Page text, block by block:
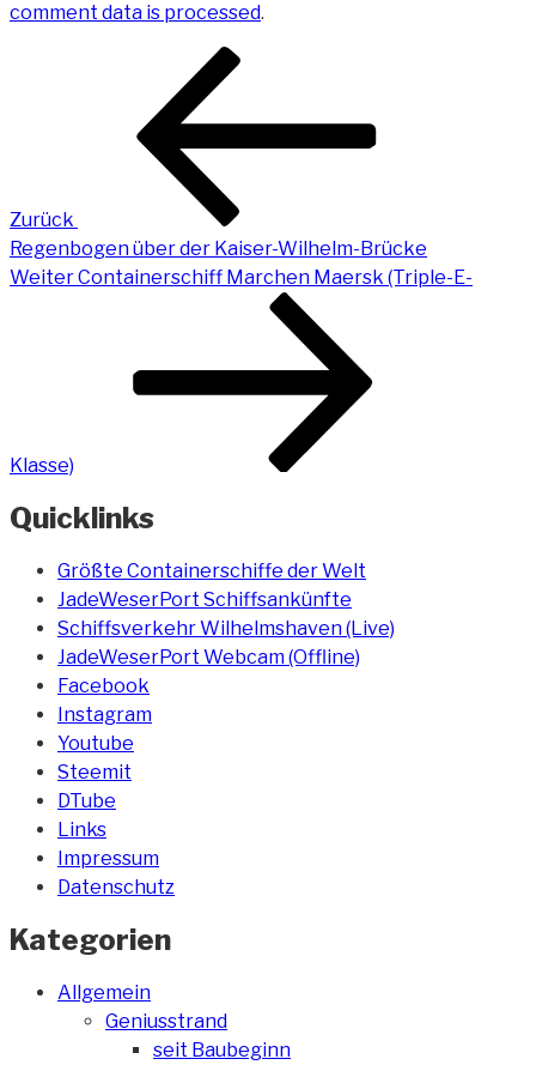
comment data is processed.
Beitragsnavigation
Zurück
Regenbogen über der Kaiser-Wilhelm-Brücke
Nächster
WeiterContainerschiff Marchen Maersk (Triple-E-
Klasse)
Quicklinks
Größte Containerschiffe der Welt
JadeWeserPort Schiffsankünfte
Schiffsverkehr Wilhelmshaven (Live)
JadeWeserPort Webcam (Offline)
Facebook
Instagram
Youtube
Steemit
DTube
Links
Impressum
Datenschutz
Kategorien
Allgemein
Geniusstrand
seit Baubeginn